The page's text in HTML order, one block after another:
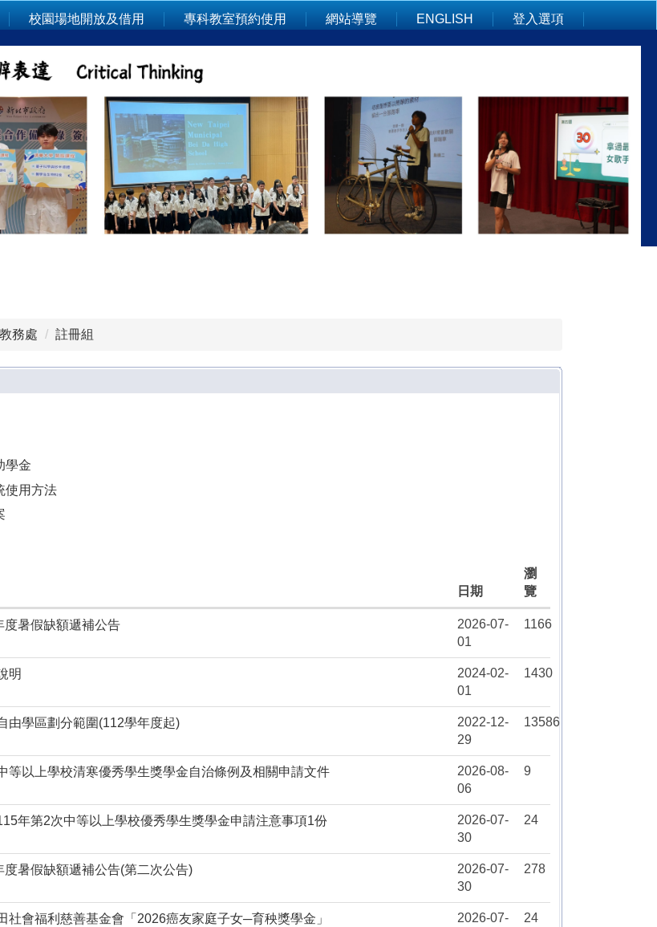
校園場地開放及借用 專科教室預約使用 網站導覽 ENGLISH 登入選項
教務處 註冊組
學金
使用方法
日期
瀏
覽
度暑假缺額遞補公告
2026-07-
01
1166
明
2024-02-
01
1430
由學區劃分範圍(112學年度起)
2022-12-
29
13586
等以上學校清寒優秀學生獎學金自治條例及相關申請文件
2026-08-
06
9
年第2次中等以上學校優秀學生獎學金申請注意事項1份
2026-07-
30
24
度暑假缺額遞補公告(第二次公告)
2026-07-
30
278
社會福利慈善基金會「2026癌友家庭子女─育秧獎學金」
2026-07-
24